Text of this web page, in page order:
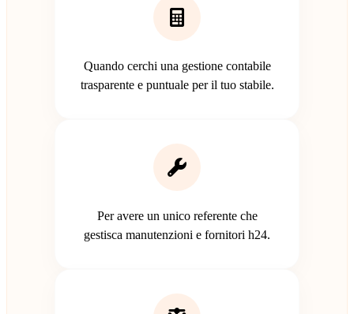
Quando cerchi una gestione contabile
trasparente e puntuale per il tuo stabile.
Per avere un unico referente che
gestisca manutenzioni e fornitori h24.